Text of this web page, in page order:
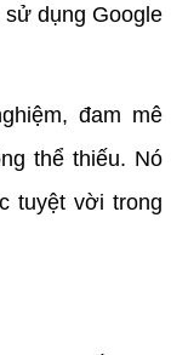
dụng Google
đam mê
thể thiếu. Nó
tuyệt vời trong